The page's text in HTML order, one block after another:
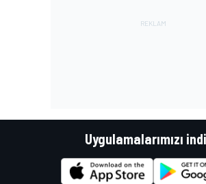
Uygulamalarımızı